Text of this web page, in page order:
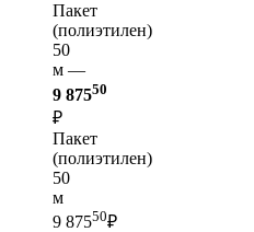
Пакет
(полиэтилен)
50
м —
9 87550
₽
Пакет
(полиэтилен)
50
м
9 87550₽